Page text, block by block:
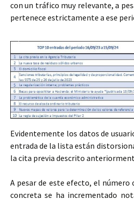
con un tráfico muy relevante, a
pertenece estrictamente a ese
Evidentemente los datos de
entrada de la lista están
la cita previa descrito
A pesar de este efecto, el número
concreta se ha incrementado